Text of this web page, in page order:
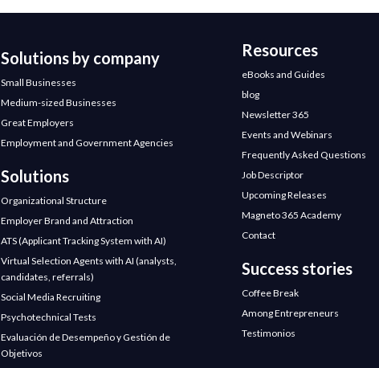
Solutions by company
Small Businesses
Medium-sized Businesses
Great Employers
Employment and Government Agencies
Solutions
Organizational Structure
Employer Brand and Attraction
ATS (Applicant Tracking System with AI)
Virtual Selection Agents with AI (analysts,
candidates, referrals)
Social Media Recruiting
Psychotechnical Tests
Evaluación de Desempeño y Gestión de
Objetivos
Resources
eBooks and Guides
blog
Newsletter 365
Events and Webinars
Frequently Asked Questions
Job Descriptor
Upcoming Releases
Magneto 365 Academy
Contact
Success stories
Coffee Break
Among Entrepreneurs
Testimonios